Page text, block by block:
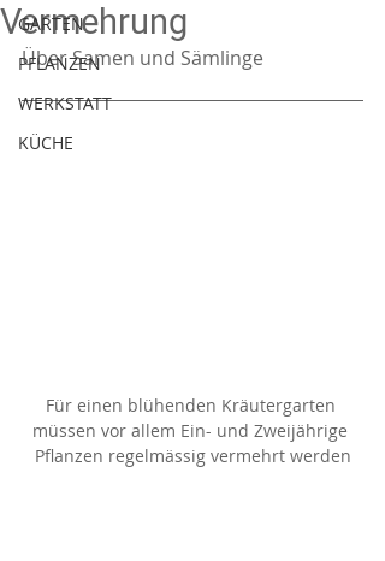
GARTEN
PFLANZEN
WERKSTATT
KÜCHE
Vermehrung
Über Samen und Sämlinge
Für einen blühenden Kräutergarten
müssen vor allem Ein- und Zweijährige
Pflanzen regelmässig vermehrt werden